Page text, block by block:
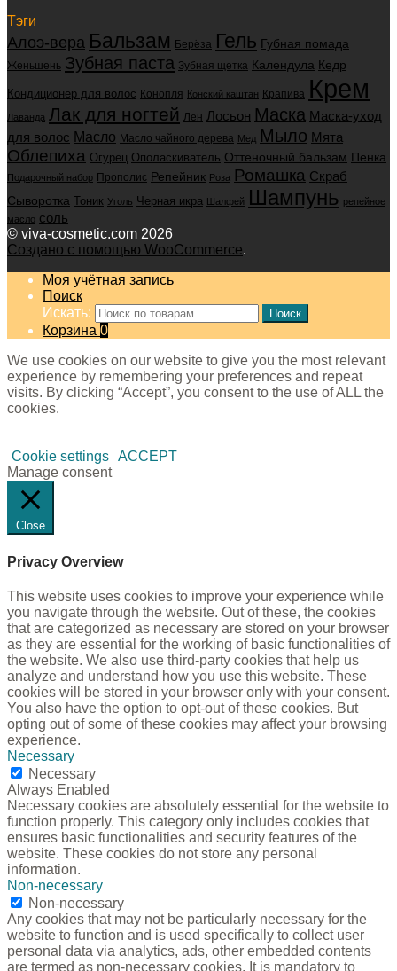
Тэги
Алоэ-вера Бальзам Берёза Гель Губная помада
Женьшень Зубная паста Зубная щетка Календула Кедр
Кондиционер для волос Конопля Конский каштан Крапива Крем
Лаванда Лак для ногтей Лен Лосьон Маска Маска-уход
для волос Масло Масло чайного дерева Мед Мыло Мята
Облепиха Огурец Ополаскиватель Оттеночный бальзам Пенка
Подарочный набор Прополис Репейник Роза Ромашка Скраб
Сыворотка Тоник Уголь Черная икра Шалфей Шампунь репейное
масло соль
© viva-cosmetic.com 2026
Создано с помощью WooCommerce.
Моя учётная запись
Поиск
Искать:
Поиск
Корзина 0
We use cookies on our website to give you the most relevant
experience by remembering your preferences and repeat
visits. By clicking “Accept”, you consent to the use of ALL the
cookies.
Cookie settings ACCEPT
Manage consent
Close
Privacy Overview
This website uses cookies to improve your experience while
you navigate through the website. Out of these, the cookies
that are categorized as necessary are stored on your browser
as they are essential for the working of basic functionalities of
the website. We also use third-party cookies that help us
analyze and understand how you use this website. These
cookies will be stored in your browser only with your consent.
You also have the option to opt-out of these cookies. But
opting out of some of these cookies may affect your browsing
experience.
Necessary
Necessary
Always Enabled
Necessary cookies are absolutely essential for the website to
function properly. This category only includes cookies that
ensures basic functionalities and security features of the
website. These cookies do not store any personal
information.
Non-necessary
Non-necessary
Any cookies that may not be particularly necessary for the
website to function and is used specifically to collect user
personal data via analytics, ads, other embedded contents
are termed as non-necessary cookies. It is mandatory to